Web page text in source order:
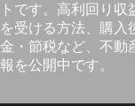
トです。高利回り
を受ける方法、購入
金・節税など、不動
報を公開中です。